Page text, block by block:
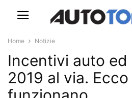
Home Notizie
Incentivi auto
2019 al via.